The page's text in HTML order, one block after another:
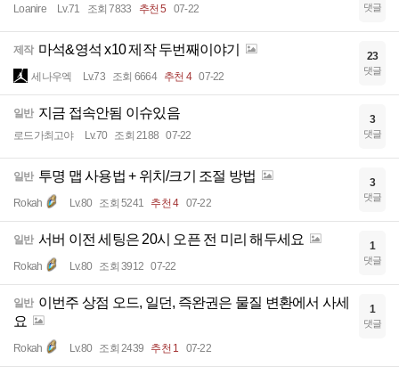
Loanire Lv.71 조회 7833 추천 5 07-22 댓글
제작 마석&영석 x10 제작 두번째이야기
세나우엑 Lv.73 조회 6664 추천 4 07-22
23
댓글
일반 지금 접속안됨 이슈있음
로드가최고야 Lv.70 조회 2188 07-22
3
댓글
일반 투명 맵 사용법 + 위치/크기 조절 방법
Rokah Lv.80 조회 5241 추천 4 07-22
3
댓글
일반 서버 이전 세팅은 20시 오픈 전 미리 해두세요
Rokah Lv.80 조회 3912 07-22
1
댓글
일반 이번주 상점 오드, 일던, 즉완권은 물질 변환에서 사세
요
Rokah Lv.80 조회 2439 추천 1 07-22
1
댓글